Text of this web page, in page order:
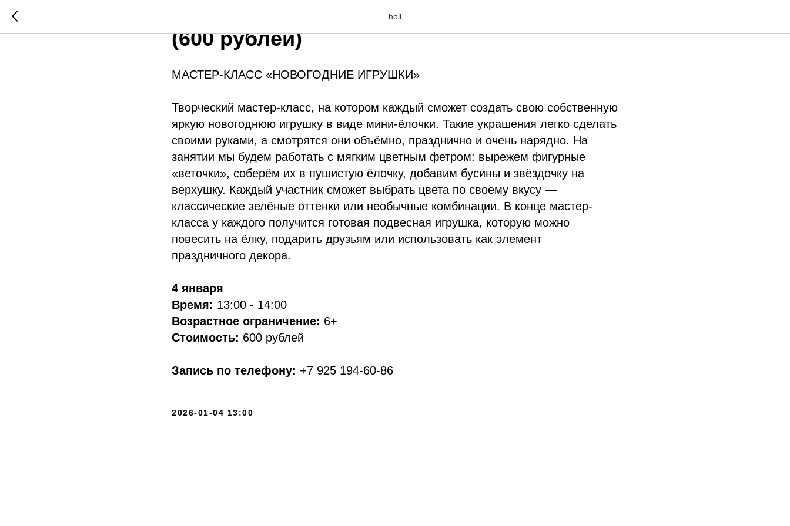
holl
4 ЯНВАРЯ (ВОСКРЕСЕНЬЕ) 13:00-14:00 6+
(600 рублей)
МАСТЕР-КЛАСС «НОВОГОДНИЕ ИГРУШКИ»
Творческий мастер-класс, на котором каждый сможет создать свою собственную
яркую новогоднюю игрушку в виде мини-ёлочки. Такие украшения легко сделать
своими руками, а смотрятся они объёмно, празднично и очень нарядно. На
занятии мы будем работать с мягким цветным фетром: вырежем фигурные
«веточки», соберём их в пушистую ёлочку, добавим бусины и звёздочку на
верхушку. Каждый участник сможет выбрать цвета по своему вкусу —
классические зелёные оттенки или необычные комбинации. В конце мастер-
класса у каждого получится готовая подвесная игрушка, которую можно
повесить на ёлку, подарить друзьям или использовать как элемент
праздничного декора.
4 января
Время: 13:00 - 14:00
Возрастное ограничение: 6+
Стоимость: 600 рублей
Запись по телефону: +7 925 194-60-86
2026-01-04 13:00